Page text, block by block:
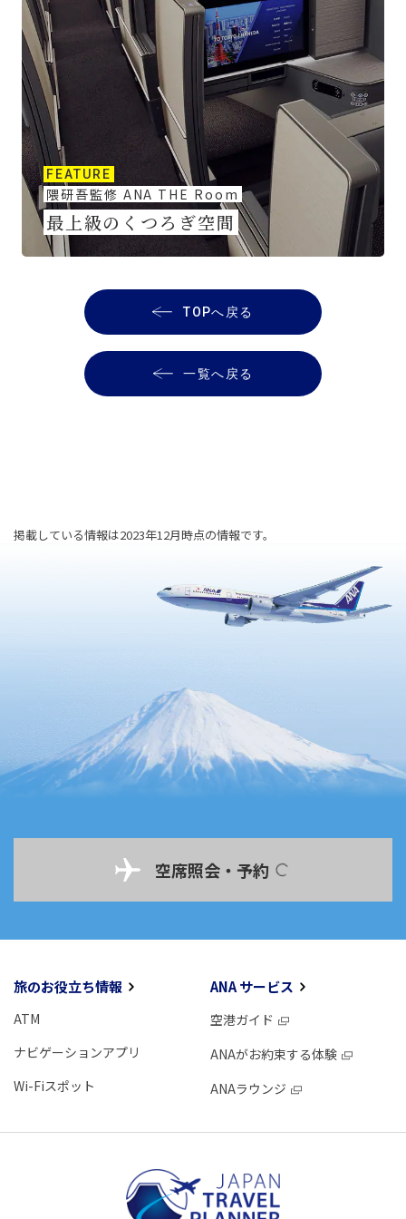
FEATURE
隈研吾監修 ANA THE Room
最上級のくつろぎ空間
TOPへ戻る
一覧へ戻る
掲載している情報は2023年12月時点の情報です。
空席照会・予約
旅のお役立ち情報
ATM
ナビゲーションアプリ
Wi-Fiスポット
ANA サービス
空港ガイド
ANAがお約束する体験
ANAラウンジ